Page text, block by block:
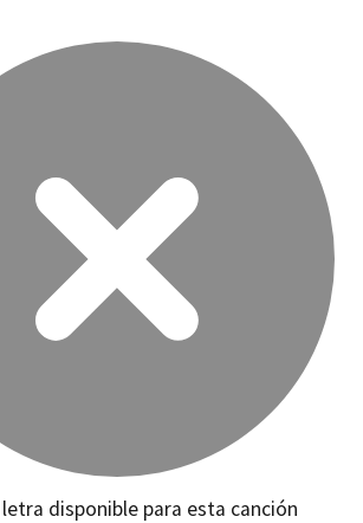
letra disponible para esta canción